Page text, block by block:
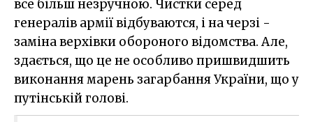
все більш незручною. Чистки серед
генералів армії відбуваются, і на черзі -
заміна верхівки обороного відомства. Але,
здається, що це не особливо пришвидшить
виконання марень загарбання України, що у
путінській голові.